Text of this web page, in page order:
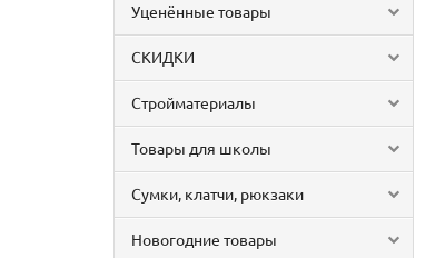
Уценённые товары
СКИДКИ
Стройматериалы
Товары для школы
Сумки, клатчи, рюкзаки
Новогодние товары